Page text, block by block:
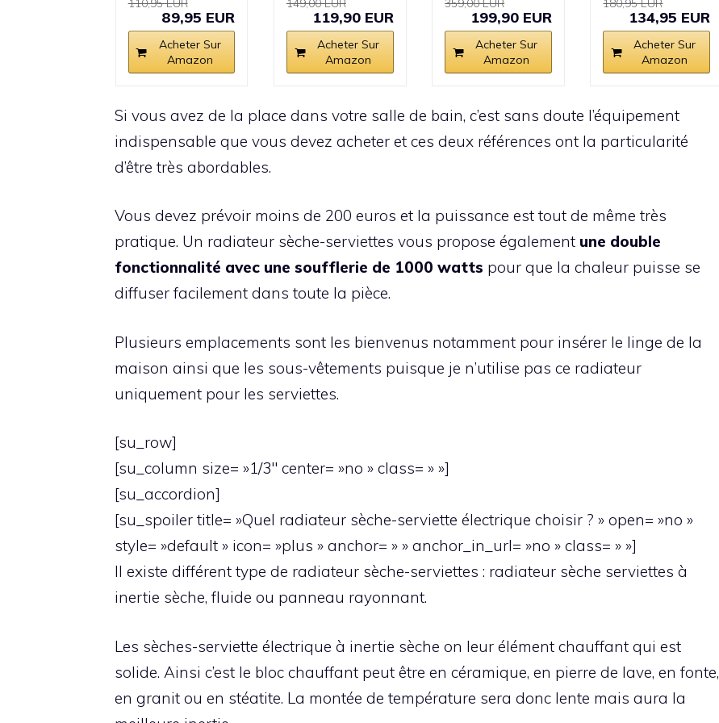
110,95 EUR
89,95 EUR
Acheter Sur
Amazon
149,00 EUR
119,90 EUR
Acheter Sur
Amazon
359,00 EUR
199,90 EUR
Acheter Sur
Amazon
180,95 EUR
134,95 EUR
Acheter Sur
Amazon
Si vous avez de la place dans votre salle de bain, c’est sans doute l’équipement
indispensable que vous devez acheter et ces deux références ont la particularité
d’être très abordables.
Vous devez prévoir moins de 200 euros et la puissance est tout de même très
pratique. Un radiateur sèche-serviettes vous propose également une double
fonctionnalité avec une soufflerie de 1000 watts pour que la chaleur puisse se
diffuser facilement dans toute la pièce.
Plusieurs emplacements sont les bienvenus notamment pour insérer le linge de la
maison ainsi que les sous-vêtements puisque je n’utilise pas ce radiateur
uniquement pour les serviettes.
[su_row]
[su_column size= »1/3″ center= »no » class= » »]
[su_accordion]
[su_spoiler title= »Quel radiateur sèche-serviette électrique choisir ? » open= »no »
style= »default » icon= »plus » anchor= » » anchor_in_url= »no » class= » »]
Il existe différent type de radiateur sèche-serviettes : radiateur sèche serviettes à
inertie sèche, fluide ou panneau rayonnant.
Les sèches-serviette électrique à inertie sèche on leur élément chauffant qui est
solide. Ainsi c’est le bloc chauffant peut être en céramique, en pierre de lave, en fonte,
en granit ou en stéatite. La montée de température sera donc lente mais aura la